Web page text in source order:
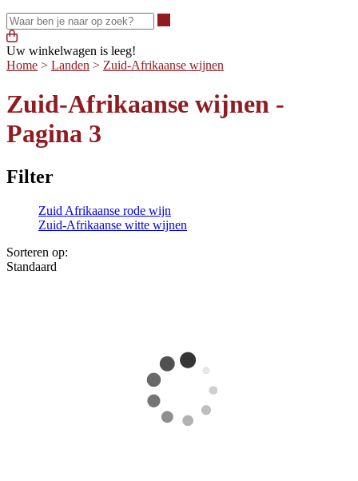
Uw winkelwagen is leeg!
Home > Landen > Zuid-Afrikaanse wijnen
Zuid-Afrikaanse wijnen -
Pagina 3
Filter
Zuid Afrikaanse rode wijn
Zuid-Afrikaanse witte wijnen
Sorteren op:
Standaard